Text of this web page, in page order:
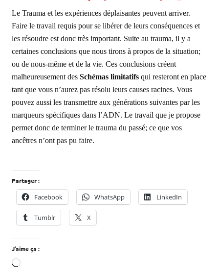
Le Trauma et les expériences déplaisantes peuvent arriver.
Faire le travail requis pour se libérer de leurs conséquences et
les résoudre est donc très important. Suite au trauma, il y a
certaines conclusions que nous tirons à propos de la situation;
ou de nous-même et de la vie. Ces conclusions créent
malheureusement des Schémas limitatifs qui resteront en place
tant que vous n’aurez pas résolu leurs causes racines. Vous
pouvez aussi les transmettre aux générations suivantes par les
marqueurs spécifiques dans l’ADN. Le travail que je propose
permet donc de terminer le trauma du passé; ce que vos
ancêtres n’ont pas pu faire.
Partager :
Facebook WhatsApp LinkedIn
Tumblr X
J’aime ça :
Chargement…